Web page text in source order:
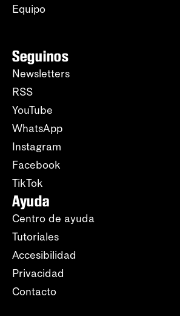
Equipo
Seguinos
Newsletters
RSS
YouTube
WhatsApp
Instagram
Facebook
TikTok
Ayuda
Centro de ayuda
Tutoriales
Accesibilidad
Privacidad
Contacto